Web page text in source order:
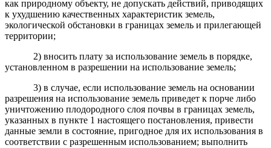
как природному объекту, не допускать действий, приводящих
к ухудшению качественных характеристик земель,
экологической обстановки в границах земель и прилегающей
территории;
2) вносить плату за использование земель в порядке,
установленном в разрешении на использование земель;
3) в случае, если использование земель на основании
разрешения на использование земель приведет к порче либо
уничтожению плодородного слоя почвы в границах земель,
указанных в пункте 1 настоящего постановления, привести
данные земли в состояние, пригодное для их использования в
соответствии с разрешенным использованием; выполнить